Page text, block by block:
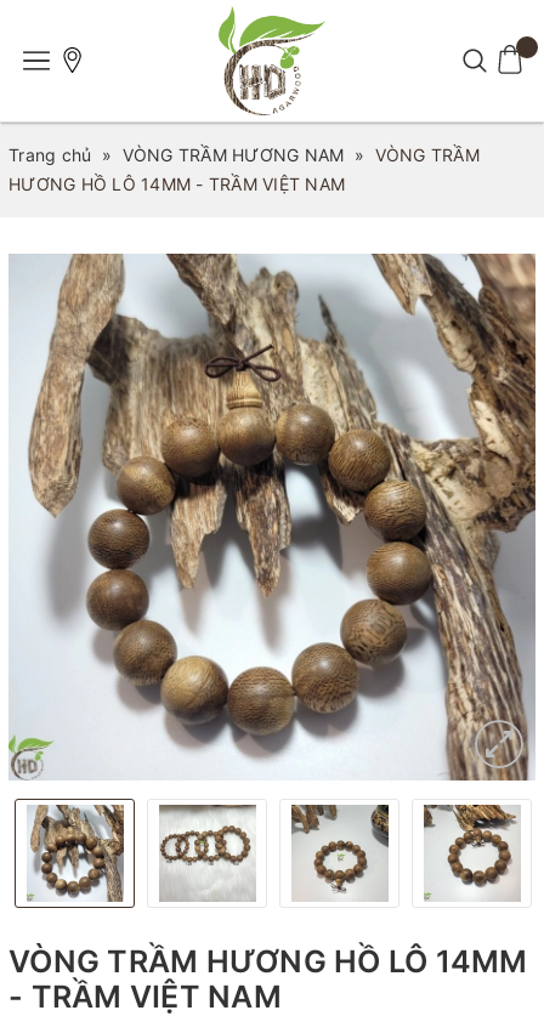
Trang chủ » VÒNG TRẦM HƯƠNG NAM » VÒNG TRẦM
HƯƠNG HỒ LÔ 14MM - TRẦM VIỆT NAM
VÒNG TRẦM HƯƠNG HỒ LÔ 14MM
- TRẦM VIỆT NAM